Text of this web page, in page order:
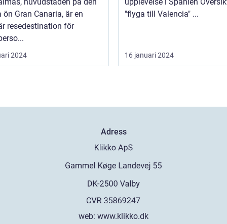
ön Gran Canaria, är en
resedestination för
2024
"flyga till Valencia" ...
16 januari 2024
Adress
web: www.klikko.dk